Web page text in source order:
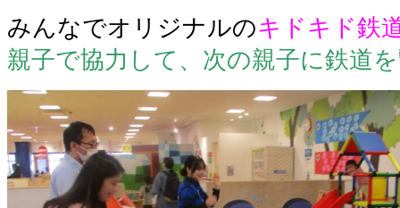
みんなでオリジナルのキドキド鉄
親子で協力して、次の親子に鉄道